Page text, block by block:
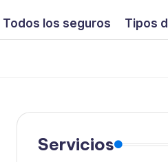
Todos los seguros Tipos
Servicios